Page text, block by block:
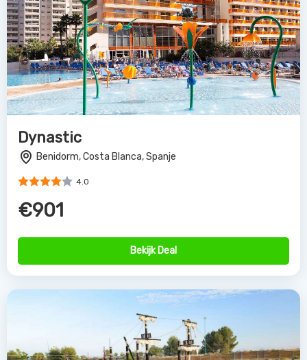
Dynastic
Benidorm, Costa Blanca, Spanje
4.0
€901
Bekijk Deal